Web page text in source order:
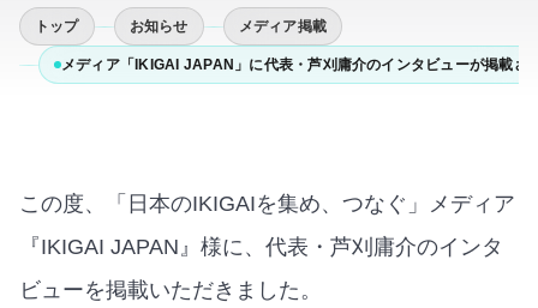
トップ お知らせ メディア掲載
メディア「IKIGAI JAPAN」に代表・芦刈庸介のインタビューが掲載さ
この度、「日本のIKIGAIを集め、つなぐ」メディア
『IKIGAI JAPAN』様に、代表・芦刈庸介のインタ
ビューを掲載いただきました。